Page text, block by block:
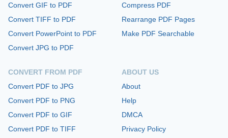
Convert GIF to PDF
Convert TIFF to PDF
Convert PowerPoint to PDF
Convert JPG to PDF
CONVERT FROM PDF
Convert PDF to JPG
Convert PDF to PNG
Convert PDF to GIF
Convert PDF to TIFF
Compress PDF
Rearrange PDF Pages
Make PDF Searchable
ABOUT US
About
Help
DMCA
Privacy Policy